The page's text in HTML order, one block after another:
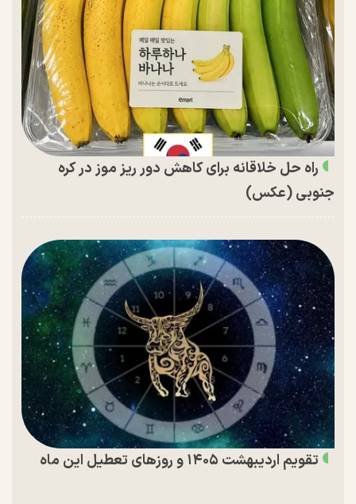
راه حل خلاقانه برای کاهش دور ریز موز در کره
جنوبی (عکس)
تقویم اردیبهشت ۱۴۰۵ و روز‌های تعطیل این ماه